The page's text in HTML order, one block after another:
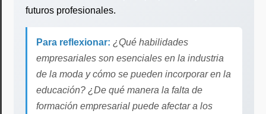
futuros profesionales.
Para reflexionar: ¿Qué habilidades
empresariales son esenciales en la industria
de la moda y cómo se pueden incorporar en la
educación? ¿De qué manera la falta de
formación empresarial puede afectar a los